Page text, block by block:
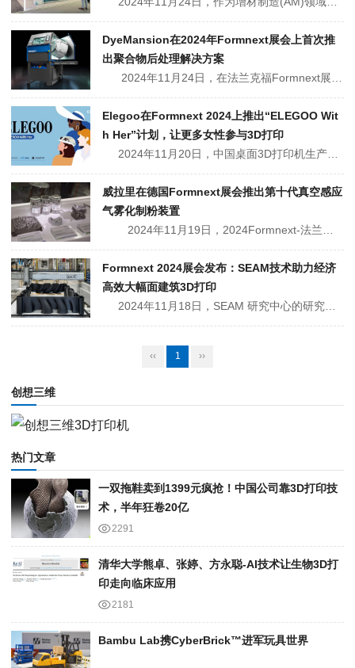
DyeMansion在2024年Formnext展会上首次推
出聚合物后处理解决方案
Elegoo在Formnext 2024上推出“ELEGOO Wit
h Her”计划，让更多女性参与3D打印
威拉里在德国Formnext展会推出第十代真空感应
气雾化制粉装置
Formnext 2024展会发布：SEAM技术助力经济
高效大幅面建筑3D打印
‹‹ 1 ››
创想三维
热门文章
一双拖鞋卖到1399元疯抢！中国公司靠3D打印技
术，半年狂卷20亿
2291
清华大学熊卓、张婷、方永聪-AI技术让生物3D打
印走向临床应用
2181
Bambu Lab携Cyber​​Brick™进军玩具世界